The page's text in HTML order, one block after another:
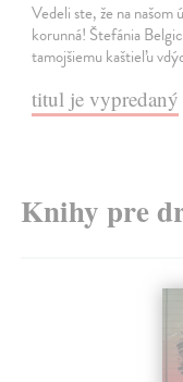
Vedeli ste, že na našom
korunná! Štefánia
tamojšiemu kaštieľu
titul je vypredaný
Knihy pre